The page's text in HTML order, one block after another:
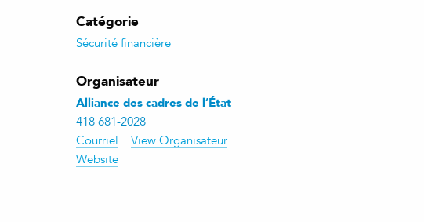
Catégorie
Sécurité financière
Organisateur
Alliance des cadres de l’État
418 681-2028
Courriel
View Organisateur
Website